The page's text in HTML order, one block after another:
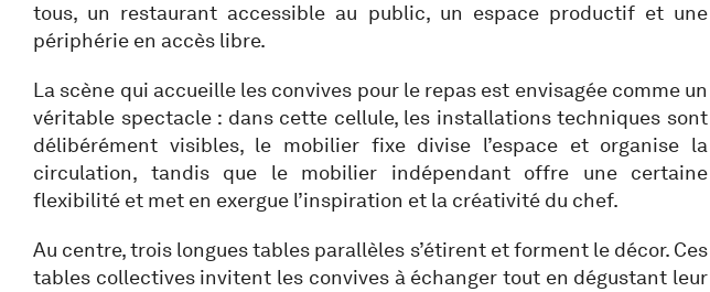
tous, un restaurant accessible au public, un espace productif et une
périphérie en accès libre.
La scène qui accueille les convives pour le repas est envisagée comme un
véritable spectacle : dans cette cellule, les installations techniques sont
délibérément visibles, le mobilier fixe divise l’espace et organise la
circulation, tandis que le mobilier indépendant offre une certaine
flexibilité et met en exergue l’inspiration et la créativité du chef.
Au centre, trois longues tables parallèles s’étirent et forment le décor. Ces
tables collectives invitent les convives à échanger tout en dégustant leur